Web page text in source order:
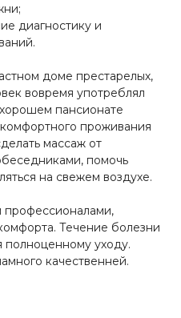
диагностику и
доме престарелых,
вовремя употреблял
пансионате
проживания
массаж от
помочь
на свежем воздухе.
профессионалами,
Течение болезни
полноценному уходу.
качественней.